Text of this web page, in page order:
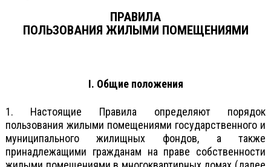
ПРАВИЛА
ПОЛЬЗОВАНИЯ ЖИЛЫМИ ПОМЕЩЕНИЯМИ
I. Общие положения
1. Настоящие Правила определяют порядок
пользования жилыми помещениями государственного и
муниципального жилищных фондов, а также
принадлежащими гражданам на праве собственности